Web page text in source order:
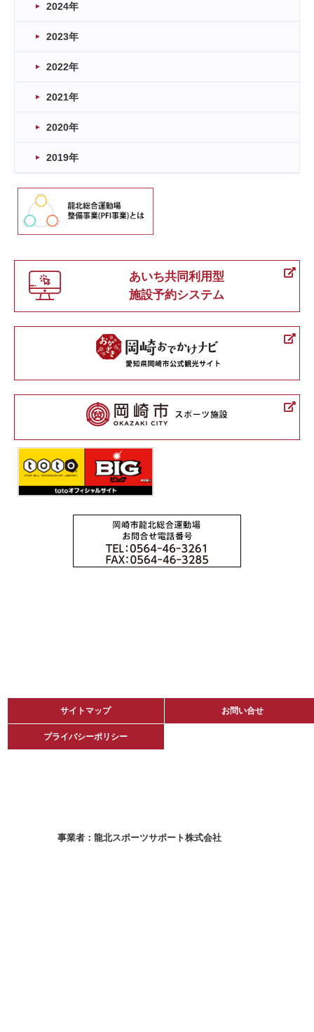
2024年
2023年
2022年
2021年
2020年
2019年
あいち共同利用型
施設予約システム
サイトマップ お問い合せ
プライバシーポリシー
サイトマップ お問い合せ
プライバシーポリシー
龍北スポーツサポート株式会社